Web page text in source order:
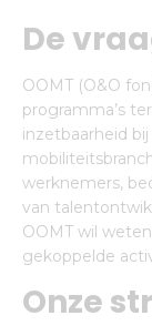
De
OOMT (O&O
programma’s
inzetbaarheid
werknemers,
van
OOMT wil
gekoppelde
Onze